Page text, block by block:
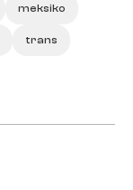
meksiko
trans